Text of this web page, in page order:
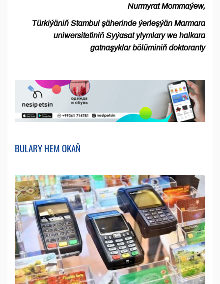
Nurmyrat Mommaýew,
Türkiýäniň Stambul şäherinde ýerleşýän Marmara
uniwersitetiniň Syýasat ylymlary we halkara
gatnaşyklar bölüminiň doktoranty
BULARY HEM OKAŇ